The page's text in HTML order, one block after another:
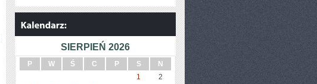
SIERPIEŃ 2026
P W Ś C P S
N
1
2